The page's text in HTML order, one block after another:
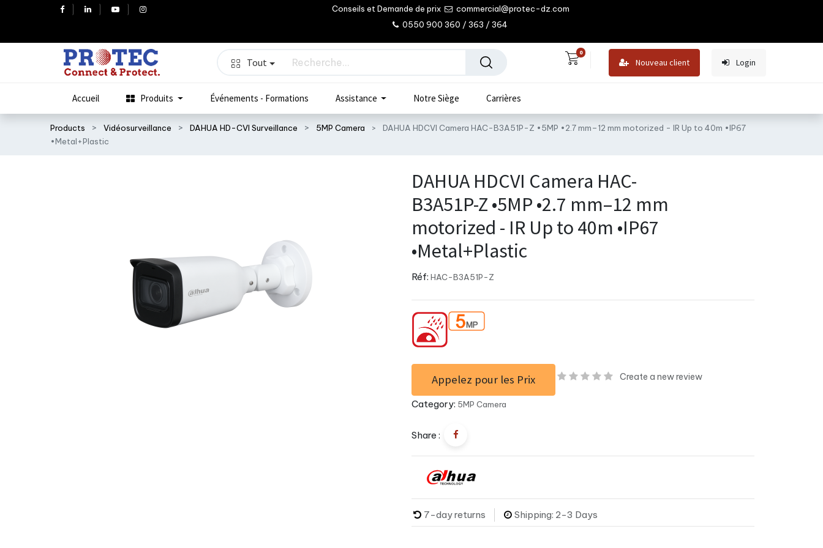
Conseils et Demande de prix
commercial@protec-dz.com
0550 900 360 / 363 / 364
Tout
0
Nouveau client Login
Accueil Produits Événements - Formations Assistance Notre Siège Carrières
Products Vidéosurveillance DAHUA HD-CVI Surveillance 5MP Camera
DAHUA HDCVI Camera HAC-B3A51P-Z •5MP •2.7 mm–12 mm motorized - IR Up to 40m •IP67
•Metal+Plastic
DAHUA HDCVI Camera HAC-
B3A51P-Z •5MP •2.7 mm–12 mm
motorized - IR Up to 40m •IP67
•Metal+Plastic
Réf: HAC-B3A51P-Z
Appelez pour les Prix Create a new review
Category: 5MP Camera
Share :
7-day returns Shipping: 2-3 Days